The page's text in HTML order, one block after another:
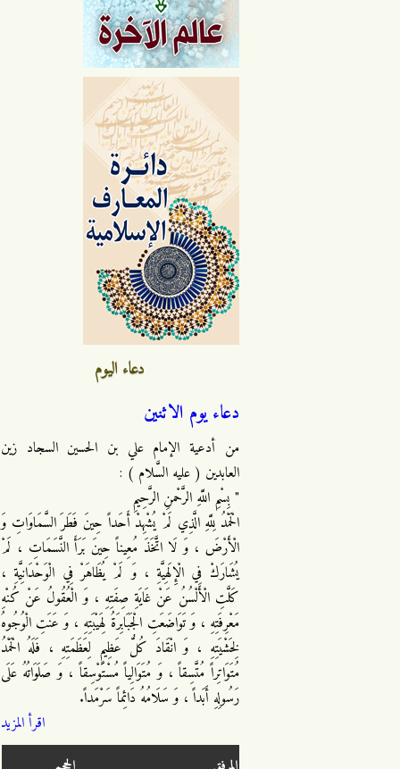
دعاء اليوم
دعاء يوم الاثنين
من أدعية الإمام علي بن الحسين السجاد زين
العابدين ( عليه السَّلام ) :
" بِسْمِ اللَّهِ الرَّحْمنِ الرَّحِيمِ
الْحَمْدُ لِلَّهِ الَّذِي لَمْ يُشْهِدْ أَحَداً حِينَ فَطَرَ السَّمَاوَاتِ وَ
الْأَرْضَ ، وَ لَا اتَّخَذَ مُعِيناً حِينَ بَرَأَ النَّسَمَاتِ ، لَمْ
يُشَارَكْ فِي الْإِلَهِيَّةِ ، وَ لَمْ يُظَاهَرْ فِي الْوَحْدَانِيَّةِ ،
كَلَّتِ الْأَلْسُنُ عَنْ غَايَةِ صِفَتِهِ ، وَ الْعُقُولُ عَنْ كُنْهِ
مَعْرِفَتِهِ ، وَ تَوَاضَعَتِ الْجَبَابِرَةُ لِهَيْبَتِهِ ، وَ عَنَتِ الْوُجُوهُ
لِخَشْيَتِهِ ، وَ انْقَادَ كُلُّ عَظِيمٍ لِعَظَمَتِهِ ، فَلَهُ الْحَمْدُ
مُتَوَاتِراً مُتَّسِقاً ، وَ مُتَوَالِياً مُسْتَوْسِقاً ، وَ صَلَوَاتُهُ عَلَى
رَسُولِهِ أَبَداً ، وَ سَلَامُهُ دَائِماً سَرْمَداً.
اقرأ المزيد